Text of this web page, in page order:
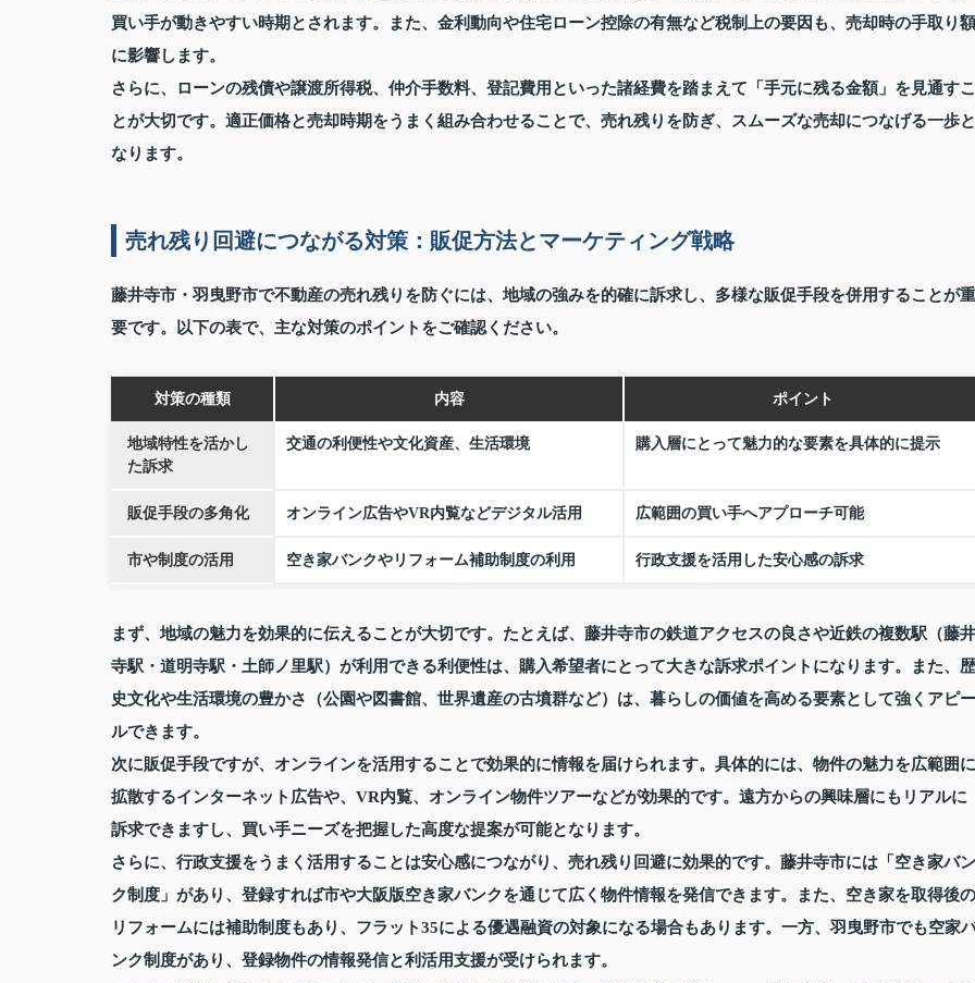
買い手が動きやすい時期とされます。また、金利動向や住宅ローン控除の有無など税制上の要因も、売却時の手取り額
に影響します。
さらに、ローンの残債や譲渡所得税、仲介手数料、登記費用といった諸経費を踏まえて「手元に残る金額」を見通すこ
とが大切です。適正価格と売却時期をうまく組み合わせることで、売れ残りを防ぎ、スムーズな売却につなげる一歩と
なります。
売れ残り回避につながる対策：販促方法とマーケティング戦略
藤井寺市・羽曳野市で不動産の売れ残りを防ぐには、地域の強みを的確に訴求し、多様な販促手段を併用することが重
要です。以下の表で、主な対策のポイントをご確認ください。
対策の種類 内容 ポイント
地域特性を活かし
た訴求
交通の利便性や文化資産、生活環境 購入層にとって魅力的な要素を具体的に提示
販促手段の多角化 オンライン広告やVR内覧などデジタル活用 広範囲の買い手へアプローチ可能
市や制度の活用 空き家バンクやリフォーム補助制度の利用 行政支援を活用した安心感の訴求
まず、地域の魅力を効果的に伝えることが大切です。たとえば、藤井寺市の鉄道アクセスの良さや近鉄の複数駅（藤井
寺駅・道明寺駅・土師ノ里駅）が利用できる利便性は、購入希望者にとって大きな訴求ポイントになります。また、歴
史文化や生活環境の豊かさ（公園や図書館、世界遺産の古墳群など）は、暮らしの価値を高める要素として強くアピー
ルできます。
次に販促手段ですが、オンラインを活用することで効果的に情報を届けられます。具体的には、物件の魅力を広範囲に
拡散するインターネット広告や、VR内覧、オンライン物件ツアーなどが効果的です。遠方からの興味層にもリアルに
訴求できますし、買い手ニーズを把握した高度な提案が可能となります。
さらに、行政支援をうまく活用することは安心感につながり、売れ残り回避に効果的です。藤井寺市には「空き家バン
ク制度」があり、登録すれば市や大阪版空き家バンクを通じて広く物件情報を発信できます。また、空き家を取得後の
リフォームには補助制度もあり、フラット35による優遇融資の対象になる場合もあります。一方、羽曳野市でも空家
ンク制度があり、登録物件の情報発信と利活用支援が受けられます。